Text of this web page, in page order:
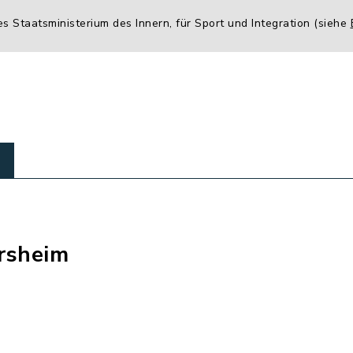
Staatsministerium des Innern, für Sport und Integration (siehe